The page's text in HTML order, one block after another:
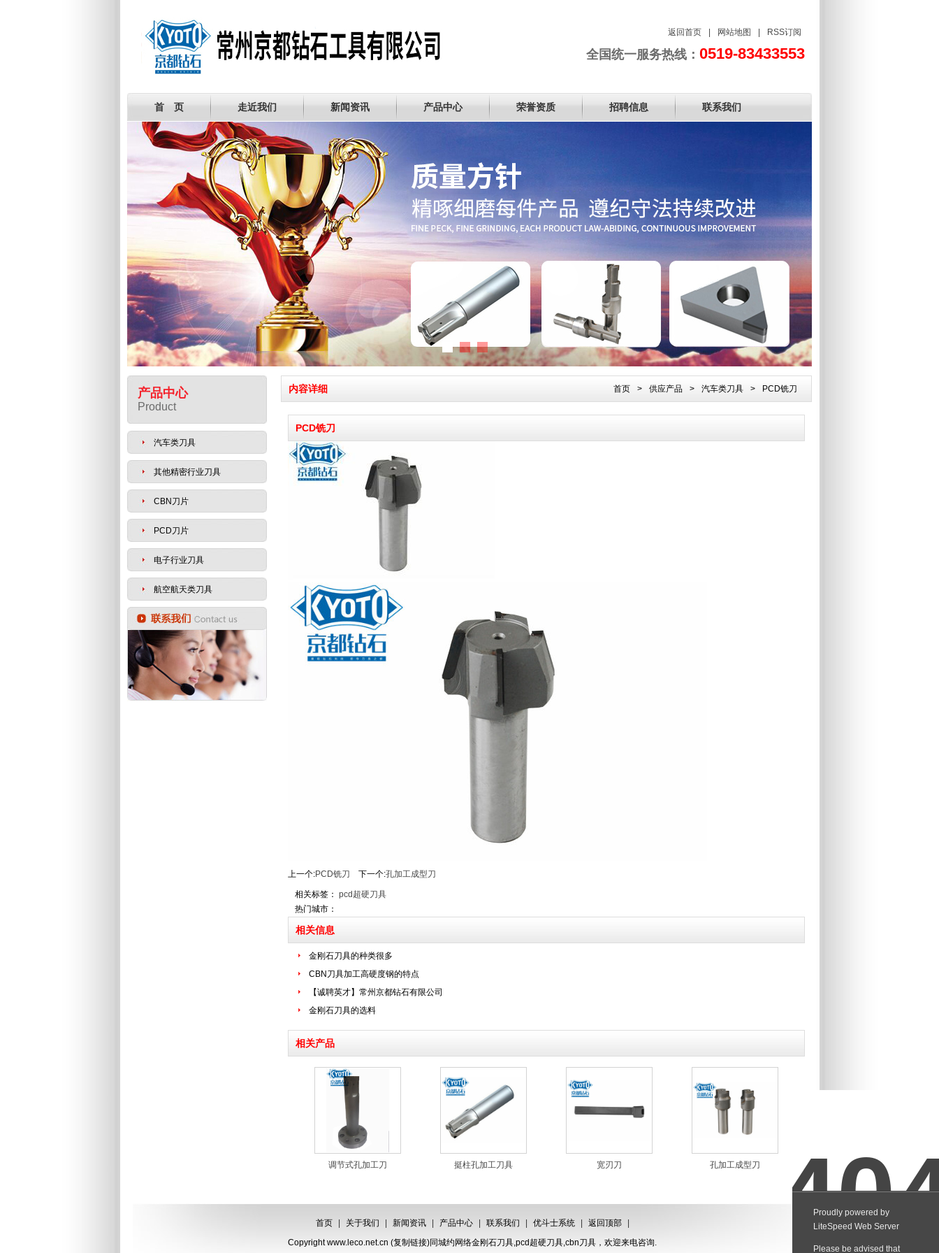
返回首页 网站地图 RSS订阅
全国统一服务热线： 0519-83433553
首 页 走近我们 新闻资讯 产品中心 荣誉资质 招聘信息 联系我们
产品中心
Product
汽车类刀具
其他精密行业刀具
CBN刀片
PCD刀片
电子行业刀具
航空航天类刀具
首页 > 供应产品 > 汽车类刀具 > PCD铣刀
内容详细
PCD铣刀
上一个:PCD铣刀 下一个:孔加工成型刀
相关标签： pcd超硬刀具
热门城市：
相关信息
金刚石刀具的种类很多
CBN刀具加工高硬度钢的特点
【诚聘英才】常州京都钻石有限公司
金刚石刀具的选料
相关产品
调节式孔加工刀 挺柱孔加工刀具 宽刃刀 孔加工成型刀
首页 关于我们 新闻资讯 产品中心 联系我们 优斗士系统 返回顶部
Copyright www.leco.net.cn (复制链接)同城约网络金刚石刀具,pcd超硬刀具,cbn刀具 ，欢迎来电咨询.